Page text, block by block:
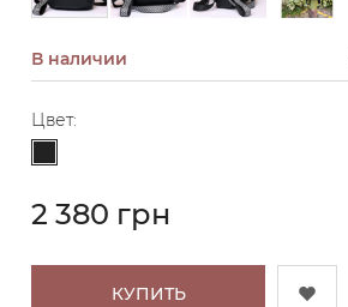
В наличии
Цвет:
2 380 грн
КУПИТЬ